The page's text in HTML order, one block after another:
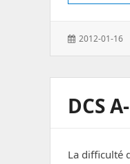
Posted
2012-01-16
DCS
La difficulté